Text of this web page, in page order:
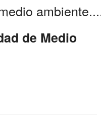
de Medio